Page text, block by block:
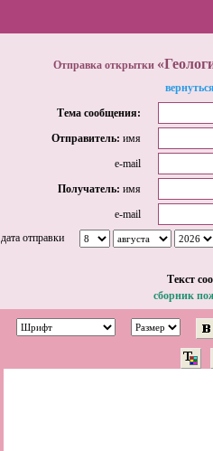
Отправка открытки
Тема сообщения:
Отправитель: имя
e-mail
Получатель: имя
e-mail
дата отправки
Tекст
сборник